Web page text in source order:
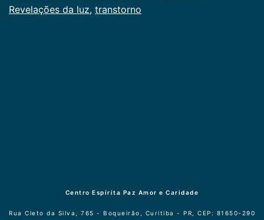
Revelações da luz, transtorno
Centro Espírita Paz Amor e Caridade
Rua Cleto da Silva, 765 - Boqueirão, Curitiba - PR, CEP: 81650-290